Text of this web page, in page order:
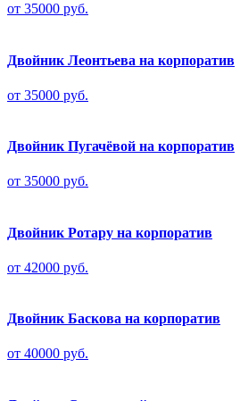
от 35000 руб.
Двойник Леонтьева на корпоратив
от 35000 руб.
Двойник Пугачёвой на корпоратив
от 35000 руб.
Двойник Ротару на корпоратив
от 42000 руб.
Двойник Баскова на корпоратив
от 40000 руб.